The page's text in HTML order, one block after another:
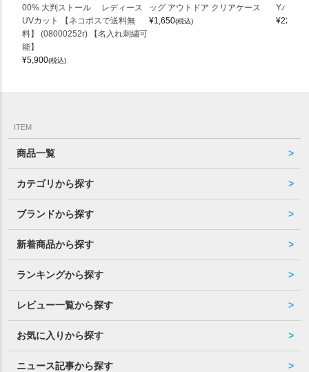
00% 大判ストール レディース
UVカット 【ネコポスで送料無
料】 (08000252r) 【名入れ刺繍可
能】
¥5,900(税込)
ッグ アウトドア クリアケース
¥1,650(税込)
Yバッグ
¥22,000
ITEM
商品一覧
カテゴリから探す
ブランドから探す
新着商品から探す
ランキングから探す
レビュー一覧から探す
お気に入りから探す
ニュース記事から探す